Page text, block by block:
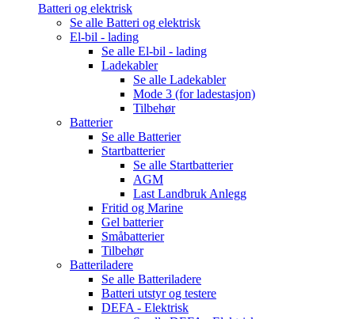
Batteri og elektrisk
Se alle Batteri og elektrisk
El-bil - lading
Se alle El-bil - lading
Ladekabler
Se alle Ladekabler
Mode 3 (for ladestasjon)
Tilbehør
Batterier
Se alle Batterier
Startbatterier
Se alle Startbatterier
AGM
Last Landbruk Anlegg
Fritid og Marine
Gel batterier
Småbatterier
Tilbehør
Batteriladere
Se alle Batteriladere
Batteri utstyr og testere
DEFA - Elektrisk